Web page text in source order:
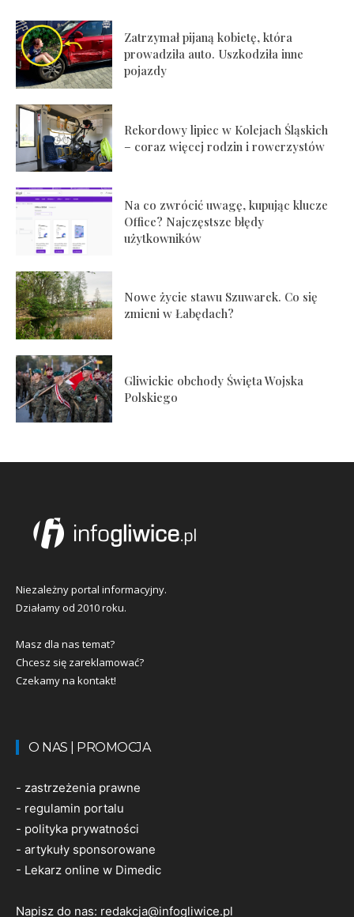
Zatrzymał pijaną kobietę, która
prowadziła auto. Uszkodziła inne
pojazdy
Rekordowy lipiec w Kolejach Śląskich
– coraz więcej rodzin i rowerzystów
Na co zwrócić uwagę, kupując klucze
Office? Najczęstsze błędy
użytkowników
Nowe życie stawu Szuwarek. Co się
zmieni w Łabędach?
Gliwickie obchody Święta Wojska
Polskiego
Niezależny portal informacyjny.
Działamy od 2010 roku.
Masz dla nas temat?
Chcesz się zareklamować?
Czekamy na kontakt!
O NAS | PROMOCJA
- zastrzeżenia prawne
- regulamin portalu
- polityka prywatności
- artykuły sponsorowane
- Lekarz online w Dimedic
Napisz do nas: redakcja@infogliwice.pl